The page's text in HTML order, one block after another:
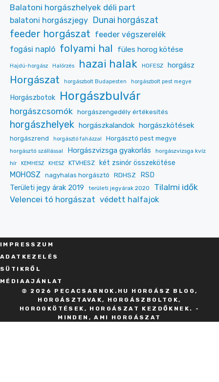
Balatoni horgászhelyek déli part
balatoni horgászjegy Dunai horgászat
feeder horgászat feeder végszerelék
fogási napló folyami hal füles horog kötése
Hajdú-horgász Halőrzés hazai halak HOFESZ horgász
Horgászat horgászbolt Budapesten horgászbolt pest megye
Horgászbotok Horgászbulvár
horgászcsomók horgászengedély értékesítés
horgászhelyek horgászkalandok horgászkötések
horgászrend horgásztó faházzal Horgásztó pest megye
horgásztó szállással Horgászvizsga gyakorlás
horgászvizsga kvíz
hír
KEMHESZ KHESZ KTVHESZ két zsinór összekötése
MOHOSZ nagyhalas horgásztó RDHSZ RSD
Területi jegy árak 2019 területi jegyárak 2020
Tilalmi idők
Velencei tó horgászat védett halfajok
IMPRESSZU M
ADATKEZELÉS
SÜT IKRŐL
MÉDIAAJÁNLAT
© 2026 PECACSARNOK.HU HORGÁSZ BLOG,
HORGÁSZTAVAK, HORGÁSZBOLTOK,
HOROGKÖTÉSEK, HORGÁSZAT KEZDŐKNEK. -
MINDEN, AMI HORGÁSZAT